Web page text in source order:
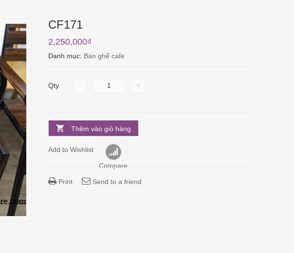
CF171
2,250,000₫
Danh mục: Bàn ghế cafe
Qty - +
Thêm vào giỏ hàng
Add to Wishlist
Compare
Print Send to a friend